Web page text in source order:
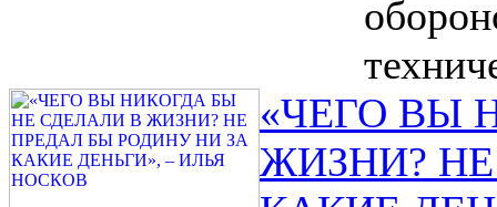
«ЧЕГО ВЫ
ЖИЗНИ?